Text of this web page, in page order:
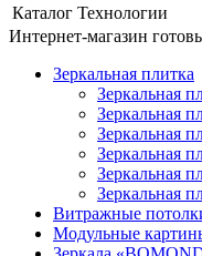
Каталог Технологии
Интернет-магазин
Зеркальная плитка
Зеркальная
Зеркальная
Зеркальная
Зеркальная
Зеркальная
Зеркальная
Витражные
Модульные